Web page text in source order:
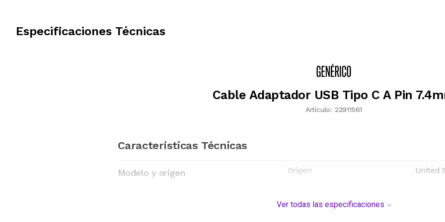
Especificaciones Técnicas
Cable Adaptador USB Tipo C A Pin
Artículo: 22911561
Características Técnicas
Modelo y origen Origen United
Ver todas las especificaciones